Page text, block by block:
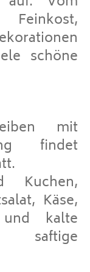
schöne
mit
findet
Kuchen,
Käse,
und kalte
saftige